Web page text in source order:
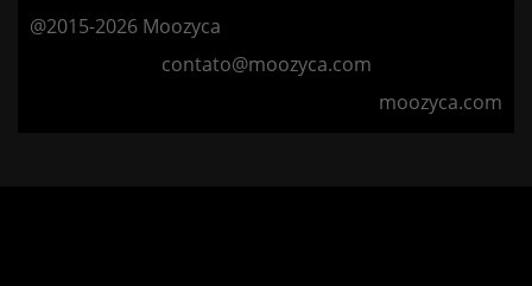
@2015-2026 Moozyca
contato@moozyca.com
moozyca.com